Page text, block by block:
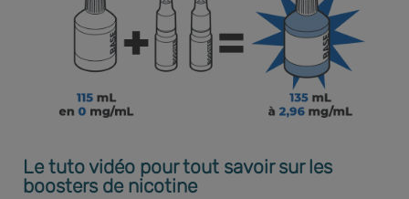
Le tuto vidéo pour tout savoir sur les
boosters de nicotine